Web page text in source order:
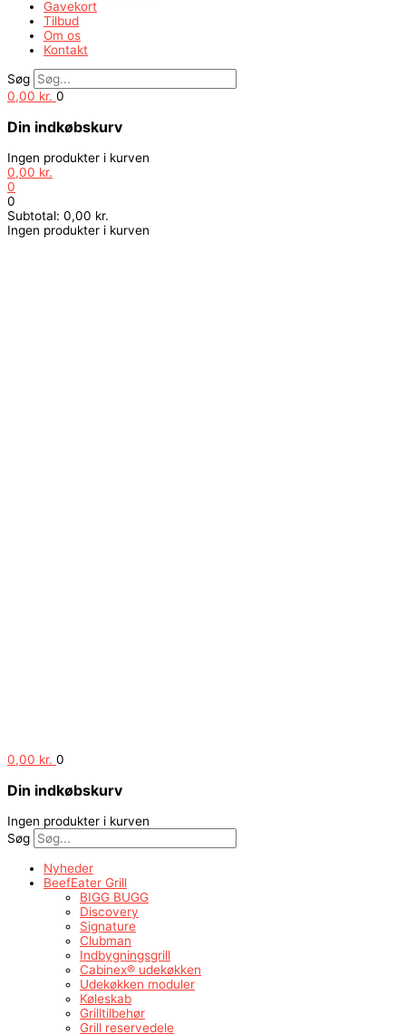
Gavekort
Tilbud
Om os
Kontakt
Søg
0,00 kr. 0
Din indkøbskurv
Ingen produkter i kurven
0,00 kr.
0
0
Subtotal: 0,00 kr.
Ingen produkter i kurven
0,00 kr. 0
Din indkøbskurv
Ingen produkter i kurven
Søg
Nyheder
BeefEater Grill
BIGG BUGG
Discovery
Signature
Clubman
Indbygningsgrill
Cabinex® udekøkken
Udekøkken moduler
Køleskab
Grilltilbehør
Grill reservedele